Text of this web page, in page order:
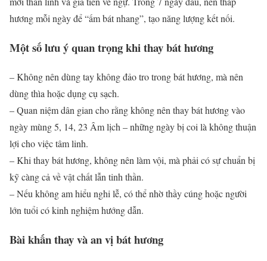
hương mỗi ngày để “ấm bát nhang”, tạo năng lượng kết nối.
Một số lưu ý quan trọng khi thay bát hương
– Không nên dùng tay không đảo tro trong bát hương, mà nên
dùng thìa hoặc dụng cụ sạch.
– Quan niệm dân gian cho rằng không nên thay bát hương vào
ngày mùng 5, 14, 23 Âm lịch – những ngày bị coi là không thuận
lợi cho việc tâm linh.
– Khi thay bát hương, không nên làm vội, mà phải có sự chuẩn bị
kỹ càng cả về vật chất lẫn tinh thần.
– Nếu không am hiểu nghi lễ, có thể nhờ thầy cúng hoặc người
lớn tuổi có kinh nghiệm hướng dẫn.
Bài khấn thay và an vị bát hương